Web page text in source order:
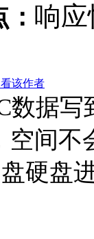
响
该作者
数据写
空间
硬盘